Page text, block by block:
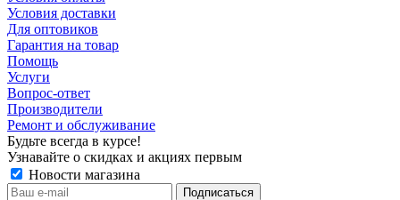
Условия доставки
Для оптовиков
Гарантия на товар
Помощь
Услуги
Вопрос-ответ
Производители
Ремонт и обслуживание
Будьте всегда в курсе!
Узнавайте о скидках и акциях первым
Новости магазина